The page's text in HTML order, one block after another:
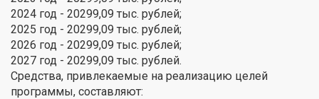
2024 год - 20299,09 тыс. рублей;
2025 год - 20299,09 тыс. рублей;
2026 год - 20299,09 тыс. рублей;
2027 год - 20299,09 тыс. рублей.
Средства, привлекаемые на реализацию целей
программы, составляют: